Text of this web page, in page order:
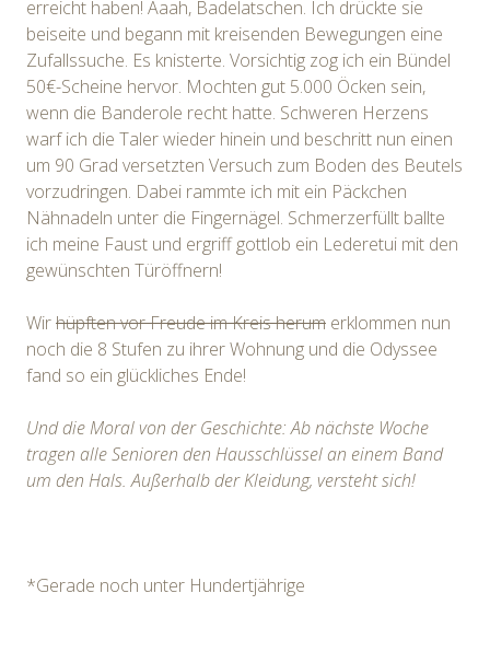
erreicht haben! Aaah, Badelatschen. Ich drückte sie
beiseite und begann mit kreisenden Bewegungen eine
Zufallssuche. Es knisterte. Vorsichtig zog ich ein Bündel
50€-Scheine hervor. Mochten gut 5.000 Öcken sein,
wenn die Banderole recht hatte. Schweren Herzens
warf ich die Taler wieder hinein und beschritt nun einen
um 90 Grad versetzten Versuch zum Boden des Beutels
vorzudringen. Dabei rammte ich mit ein Päckchen
Nähnadeln unter die Fingernägel. Schmerzerfüllt ballte
ich meine Faust und ergriff gottlob ein Lederetui mit den
gewünschten Türöffnern!
Wirhüpften vor Freude im Kreis herum erklommen nun
noch die 8 Stufen zu ihrer Wohnung und die Odyssee
fand so ein glückliches Ende!
Und die Moral von der Geschichte: Ab nächste Woche
tragen alle Senioren den Hausschlüssel an einem Band
um den Hals. Außerhalb der Kleidung, versteht sich!
*Gerade noch unter Hundertjährige